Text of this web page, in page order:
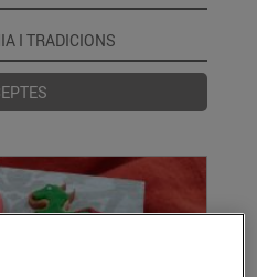
I TRADICIONS